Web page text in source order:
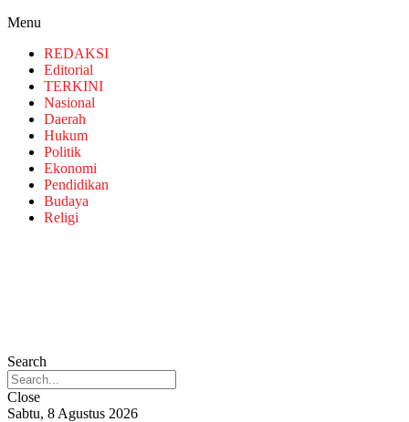
Menu
REDAKSI
Editorial
TERKINI
Nasional
Daerah
Hukum
Politik
Ekonomi
Pendidikan
Budaya
Religi
Search
Close
Sabtu, 8 Agustus 2026